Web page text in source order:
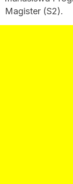
Magister (S2).